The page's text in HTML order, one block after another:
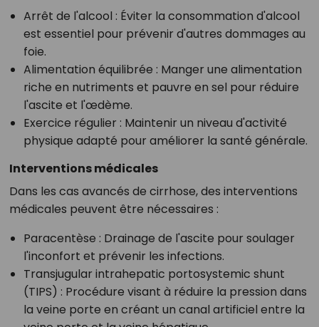
Arrêt de l'alcool : Éviter la consommation d'alcool
est essentiel pour prévenir d'autres dommages au
foie.
Alimentation équilibrée : Manger une alimentation
riche en nutriments et pauvre en sel pour réduire
l'ascite et l'œdème.
Exercice régulier : Maintenir un niveau d'activité
physique adapté pour améliorer la santé générale.
Interventions médicales
Dans les cas avancés de cirrhose, des interventions
médicales peuvent être nécessaires :
Paracentèse : Drainage de l'ascite pour soulager
l'inconfort et prévenir les infections.
Transjugular intrahepatic portosystemic shunt
(TIPS) : Procédure visant à réduire la pression dans
la veine porte en créant un canal artificiel entre la